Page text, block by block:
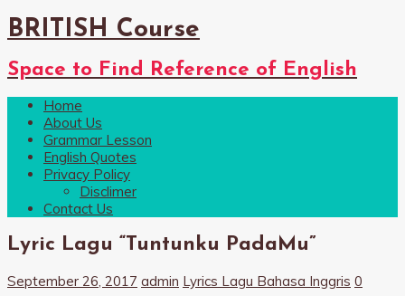
BRITISH Course
Space to Find Reference of English
Home
About Us
Grammar Lesson
English Quotes
Privacy Policy
Disclimer
Contact Us
Lyric Lagu “Tuntunku PadaMu”
September 26, 2017 admin Lyrics Lagu Bahasa Inggris 0